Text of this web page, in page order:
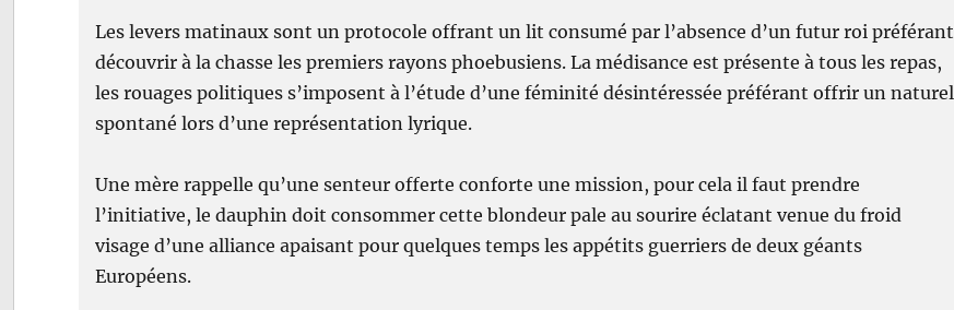
Les levers matinaux sont un protocole offrant un lit consumé par l’absence d’un futur roi préférant
découvrir à la chasse les premiers rayons phoebusiens. La médisance est présente à tous les repas,
les rouages politiques s’imposent à l’étude d’une féminité désintéressée préférant offrir un naturel
spontané lors d’une représentation lyrique.
Une mère rappelle qu’une senteur offerte conforte une mission, pour cela il faut prendre
l’initiative, le dauphin doit consommer cette blondeur pale au sourire éclatant venue du froid
visage d’une alliance apaisant pour quelques temps les appétits guerriers de deux géants
Européens.